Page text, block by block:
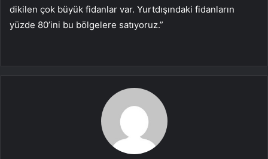
dikilen çok büyük fidanlar var. Yurtdışındaki fidanların
yüzde 80’ini bu bölgelere satıyoruz.”